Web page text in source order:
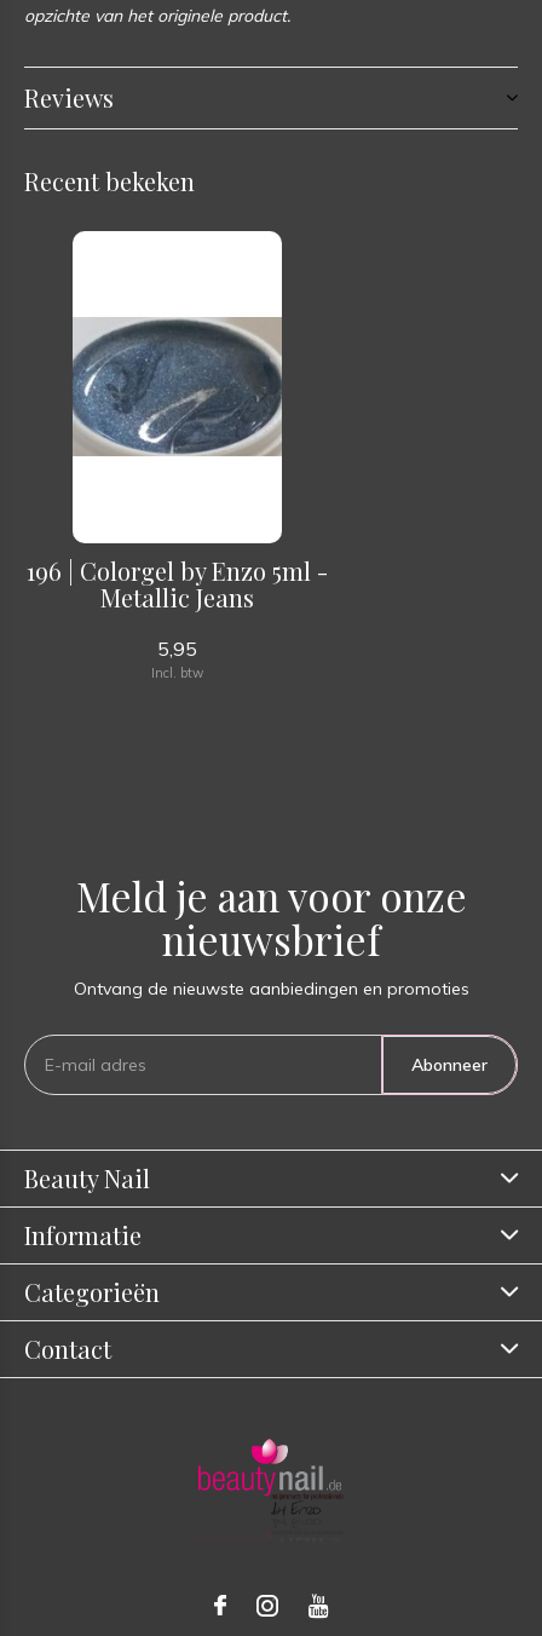
opzichte van het originele product.
Reviews
Recent bekeken
196 | Colorgel by Enzo 5ml -
Metallic Jeans
5,95
Incl. btw
Meld je aan voor onze
nieuwsbrief
Ontvang de nieuwste aanbiedingen en promoties
Abonneer
Beauty Nail
Informatie
Categorieën
Contact